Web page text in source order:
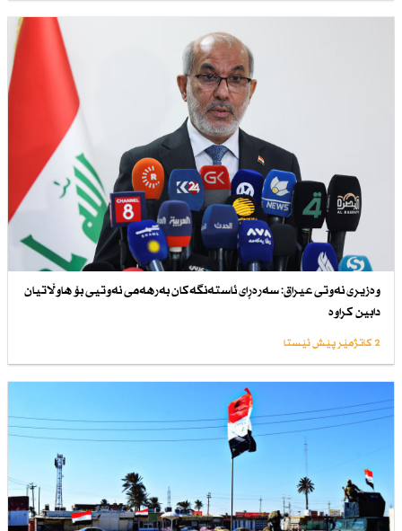
وەزیری نەوتی عیراق: سەرەڕای ئاستەنگەكان بەرهەمی نەوتیی بۆ هاوڵاتیان
دابین كراوە
2 کاتژمێر پێش ئێستا